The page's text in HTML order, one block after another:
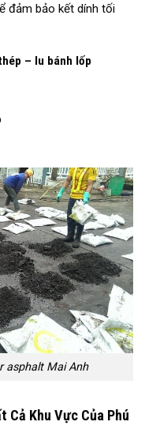
đảm bảo kết dính tối
– lu bánh lốp
asphalt Mai Anh
Cả Khu Vực Của Phú